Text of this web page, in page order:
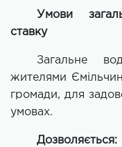
Умови
ставку
Загальне
жителями
громади, для
умовах.
Дозволяється: